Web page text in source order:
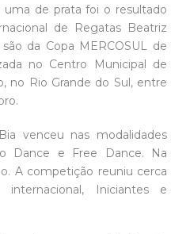
de prata foi o resultado
de Regatas Beatriz
da Copa MERCOSUL de
no Centro Municipal de
no Rio Grande do Sul, entre
venceu nas modalidades
Dance e Free Dance. Na
A competição reuniu cerca
Iniciantes e